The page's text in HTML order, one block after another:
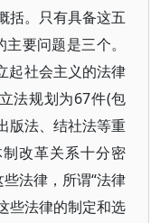
括。只有具备这五
要问题是三个。
起社会主义的法律
法规划为67件(包
版法、结社法等重
改革关系十分密
法律，所谓“法律
些法律的制定和选